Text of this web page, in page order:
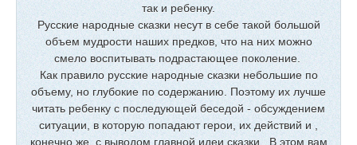
так и ребенку.
Русские народные сказки несут в себе такой большой
объем мудрости наших предков, что на них можно
смело воспитывать подрастающее поколение.
Как правило русские народные сказки небольшие по
объему, но глубокие по содержанию. Поэтому их лучше
читать ребенку с последующей беседой - обсуждением
ситуации, в которую попадают герои, их действий и ,
конечно же, с выводом главной идеи сказки. В этом вам